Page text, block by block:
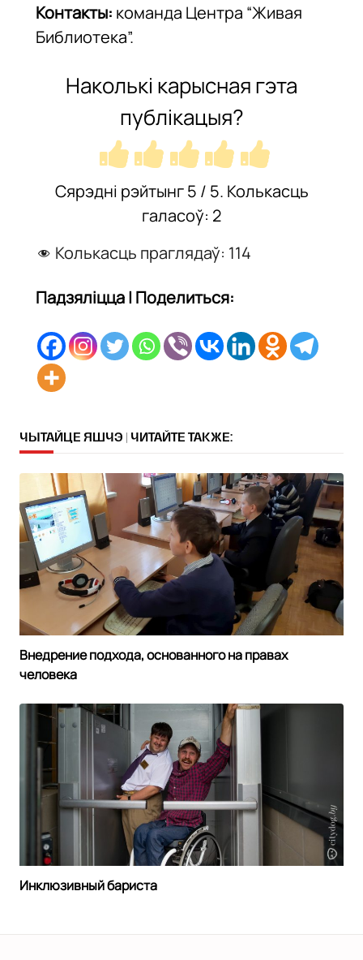
Контакты: команда Центра “Живая
Библиотека”.
Наколькі карысная гэта
публікацыя?
Сярэдні рэйтынг5 / 5. Колькасць
галасоў: 2
Колькасць праглядаў: 114
Падзяліцца | Поделиться:
ЧЫТАЙЦЕ ЯШЧЭ | ЧИТАЙТЕ ТАКЖЕ:
Внедрение подхода, основанного на правах
человека
Инклюзивный бариста